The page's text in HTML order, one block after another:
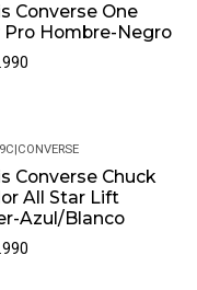
Converse One
Pro Hombre-Negro
|CONVERSE
Converse Chuck
All Star Lift
Azul/Blanco